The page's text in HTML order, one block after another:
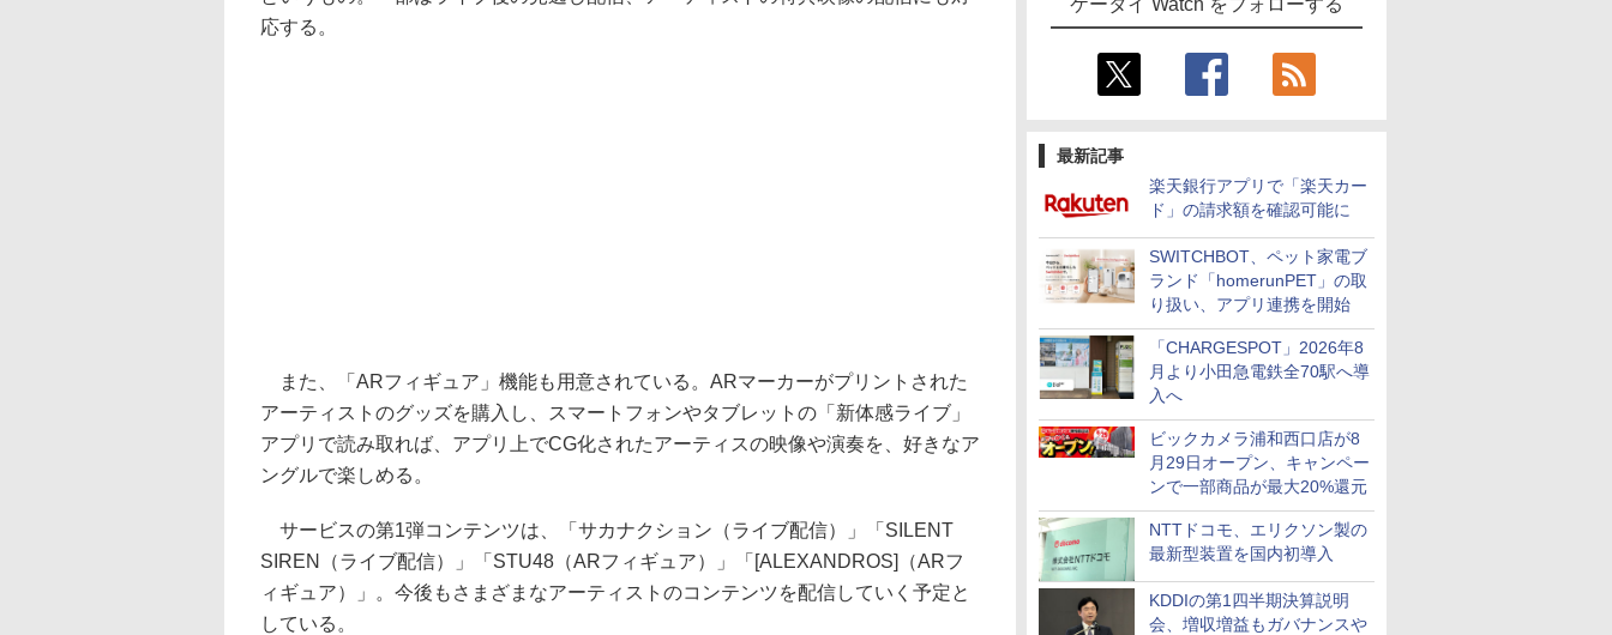
ケータイ Watch をフォローする
最新記事
楽天銀行アプリで「楽天カー
ド」の請求額を確認可能に
SWITCHBOT、ペット家電ブ
ランド「homerunPET」の取
り扱い、アプリ連携を開始
「CHARGESPOT」2026年8
月より小田急電鉄全70駅へ導
入へ
ビックカメラ浦和西口店が8
月29日オープン、キャンペー
ンで一部商品が最大20%還元
NTTドコモ、エリクソン製の
最新型装置を国内初導入
KDDIの第1四半期決算説明
会、増収増益もガバナンスや
応する。
また、「ARフィギュア」機能も用意されている。ARマーカーがプリントされた
アーティストのグッズを購入し、スマートフォンやタブレットの「新体感ライブ」
アプリで読み取れば、アプリ上でCG化されたアーティスの映像や演奏を、好きなア
ングルで楽しめる。
サービスの第1弾コンテンツは、「サカナクション（ライブ配信）」「SILENT
SIREN（ライブ配信）」「STU48（ARフィギュア）」「[ALEXANDROS]（ARフ
ィギュア）」。今後もさまざまなアーティストのコンテンツを配信していく予定と
している。